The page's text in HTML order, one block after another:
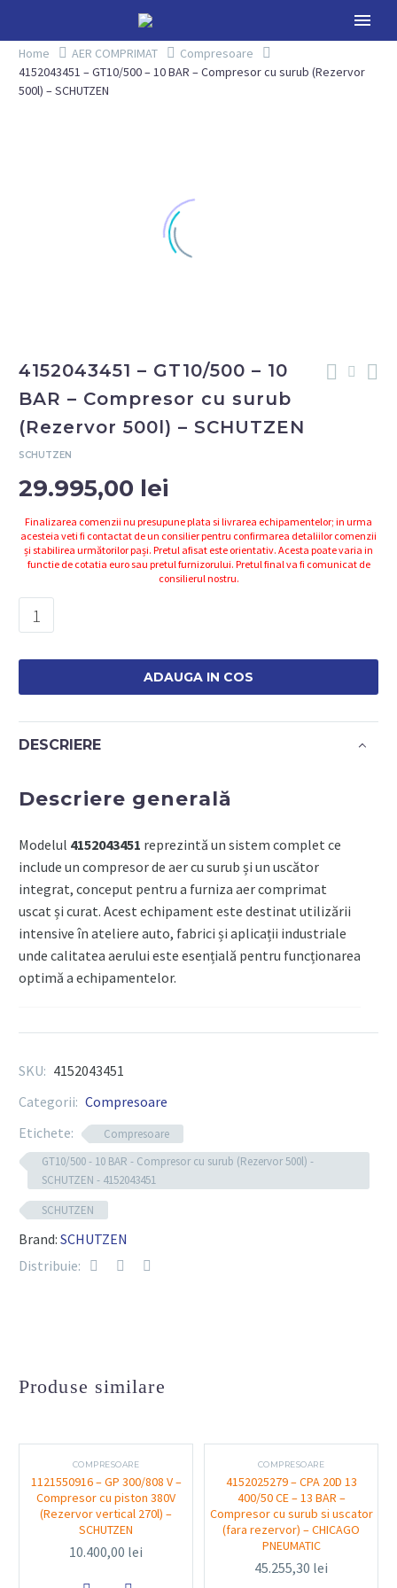
Home AER COMPRIMAT
Compresoare
4152043451 – GT10/500 – 10 BAR – Compresor cu surub (Rezervor
500l) – SCHUTZEN
4152043451 – GT10/500 – 10
BAR – Compresor cu surub
(Rezervor 500l) – SCHUTZEN
SCHUTZEN
29.995,00 lei
Finalizarea comenzii nu presupune plata si livrarea echipamentelor; in urma
acesteia veti fi contactat de un consilier pentru confirmarea detaliilor comenzii
și stabilirea următorilor pași. Pretul afisat este orientativ. Acesta poate varia in
functie de cotatia euro sau pretul furnizorului. Pretul final va fi comunicat de
consilierul nostru.
Cantitate
4152043451
-
10
BAR
Compresor
cu
(Rezervor
500l)
-
SCHUTZEN
ADAUGA IN COS
DESCRIERE
Descriere generală
Modelul 4152043451 reprezintă un sistem complet ce
include un compresor de aer cu surub și un uscător
integrat, conceput pentru a furniza aer comprimat
uscat și curat. Acest echipament este destinat utilizării
intensive în ateliere auto, fabrici și aplicații industriale
unde calitatea aerului este esențială pentru funcționarea
optimă a echipamentelor.
operare continuă
Uscător de aer integrat pentru eliminarea
umidității din aerul comprimat
Capacitate adaptată cerințelor profesionale și
industriale
Sistem avansat de control și siguranță pentru
operare fiabilă
Funcționalitate și utilizare
integrat asigură un flux constant de aer comprimat,
uscat și fără impurități, protejând astfel echipamentele
pneumatice împotriva coroziunii și uzurii premature.
Este ideal pentru utilizare în service-uri auto și aplicații
industriale diverse.
SKU: 4152043451
Categorii: Compresoare
Etichete:
Compresoare
GT10/500 - 10 BAR - Compresor cu surub (Rezervor 500l) -
SCHUTZEN - 4152043451
SCHUTZEN
Brand: SCHUTZEN
Distribuie:
Produse similare
COMPRESOARE
1121550916 – GP 300/808 V –
Compresor cu piston 380V
(Rezervor vertical 270l) –
SCHUTZEN
10.400,00 lei
COMPRESOARE
4152025279 – CPA 20D 13
400/50 CE – 13 BAR –
Compresor cu surub si uscator
(fara rezervor) – CHICAGO
PNEUMATIC
45.255,30 lei